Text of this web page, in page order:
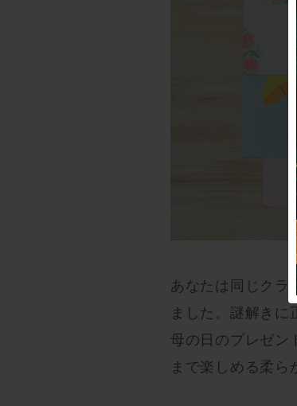
あなたは同じクラ
ました。謎解きに
母の日のプレゼン
まで楽しめる柔ら